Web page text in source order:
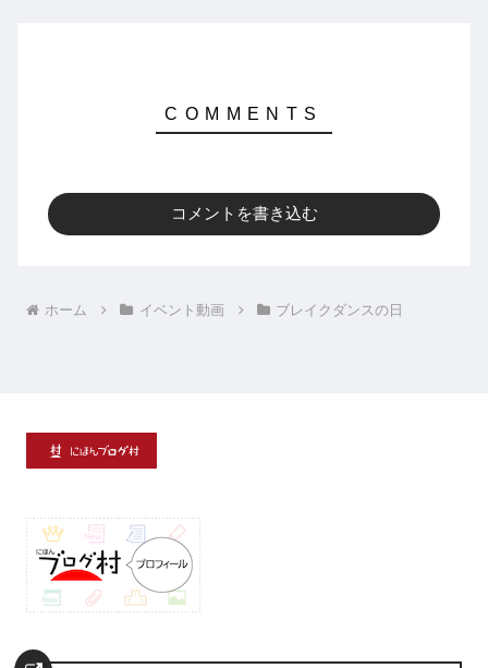
コメントを書き込む
ホーム イベント動画 ブレイクダンスの日